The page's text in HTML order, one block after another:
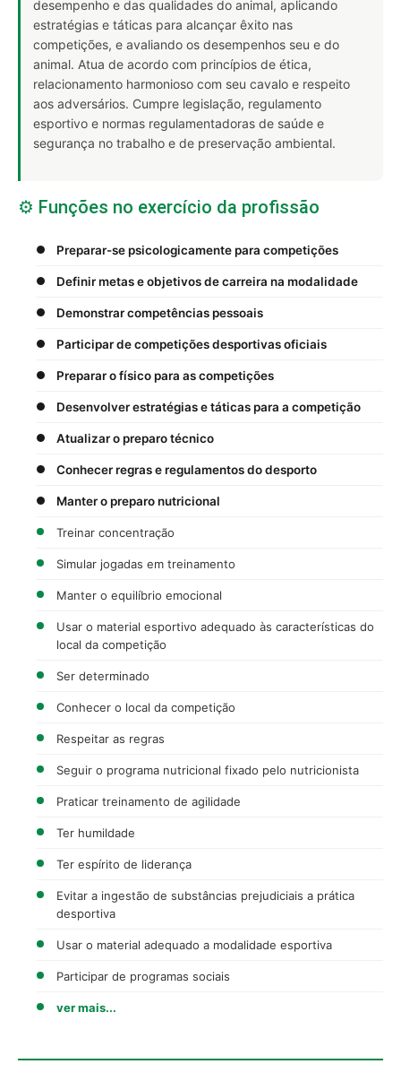
desempenho e das qualidades do animal, aplicando
estratégias e táticas para alcançar êxito nas
competições, e avaliando os desempenhos seu e do
animal. Atua de acordo com princípios de ética,
relacionamento harmonioso com seu cavalo e respeito
aos adversários. Cumpre legislação, regulamento
esportivo e normas regulamentadoras de saúde e
segurança no trabalho e de preservação ambiental.
⚙️ Funções no exercício da profissão
Preparar-se psicologicamente para competições
Definir metas e objetivos de carreira na modalidade
Demonstrar competências pessoais
Participar de competições desportivas oficiais
Preparar o físico para as competições
Desenvolver estratégias e táticas para a competição
Atualizar o preparo técnico
Conhecer regras e regulamentos do desporto
Manter o preparo nutricional
Treinar concentração
Simular jogadas em treinamento
Manter o equilíbrio emocional
Usar o material esportivo adequado às características do
local da competição
Ser determinado
Conhecer o local da competição
Respeitar as regras
Seguir o programa nutricional fixado pelo nutricionista
Praticar treinamento de agilidade
Ter humildade
Ter espírito de liderança
Evitar a ingestão de substâncias prejudiciais a prática
desportiva
Usar o material adequado a modalidade esportiva
Participar de programas sociais
ver mais...